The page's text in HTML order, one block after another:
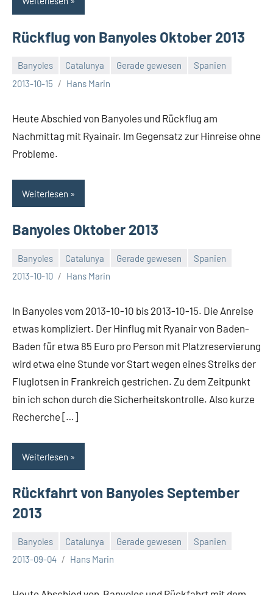
Rückflug von Banyoles Oktober 2013
Banyoles Catalunya Gerade gewesen
Spanien
2013-10-15
Hans Marin
Keine
Heute Abschied von Banyoles und Rückflug am
Nachmittag mit Ryainair. Im Gegensatz zur Hinreise ohne
Probleme.
Weiterlesen
Banyoles Oktober 2013
Banyoles Catalunya Gerade gewesen
Spanien
2013-10-10
Hans Marin
Keine
In Banyoles vom 2013-10-10 bis 2013-10-15. Die Anreise
etwas kompliziert. Der Hinflug mit Ryanair von Baden-
Baden für etwa 85 Euro pro Person mit Platzreservierung
wird etwa eine Stunde vor Start wegen eines Streiks der
Fluglotsen in Frankreich gestrichen. Zu dem Zeitpunkt
bin ich schon durch die Sicherheitskontrolle. Also kurze
Recherche […]
Weiterlesen
Rückfahrt von Banyoles September
2013
Banyoles Catalunya Gerade gewesen
Spanien
2013-09-04
Hans Marin
Keine